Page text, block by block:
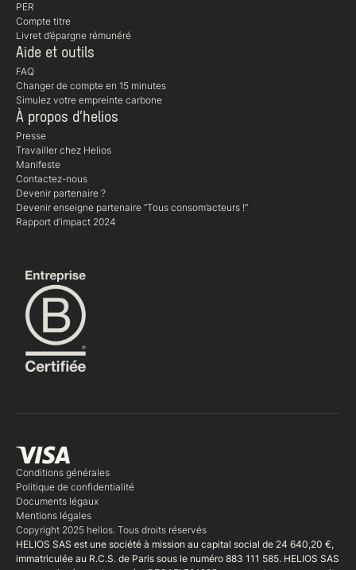
PER
Compte titre
Livret d’épargne rémunéré
Aide et outils
FAQ
Changer de compte en 15 minutes
Simulez votre empreinte carbone
À propos d’helios
Presse
Travailler chez Helios
Manifeste
Contactez-nous
Devenir partenaire ?
Devenir enseigne partenaire “Tous consom’acteurs !“
Rapport d’impact 2024
Conditions générales
Politique de confidentialité
Documents légaux
Mentions légales
Copyright 2025 helios. Tous droits réservés
HELIOS SAS est une société à mission au capital social de 24 640,20 €,
immatriculée au R.C.S. de Paris sous le numéro 883 111 585. HELIOS SAS